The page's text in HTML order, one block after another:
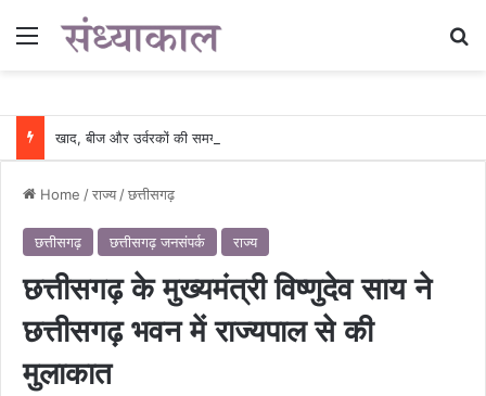
Menu
Home /राज्य /छत्तीसगढ़
छत्तीसगढ़ छत्तीसगढ़ जनसंपर्क राज्य
छत्तीसगढ़ के मुख्यमंत्री विष्णुदेव साय ने
छत्तीसगढ़ भवन में राज्यपाल से की
मुलाकात